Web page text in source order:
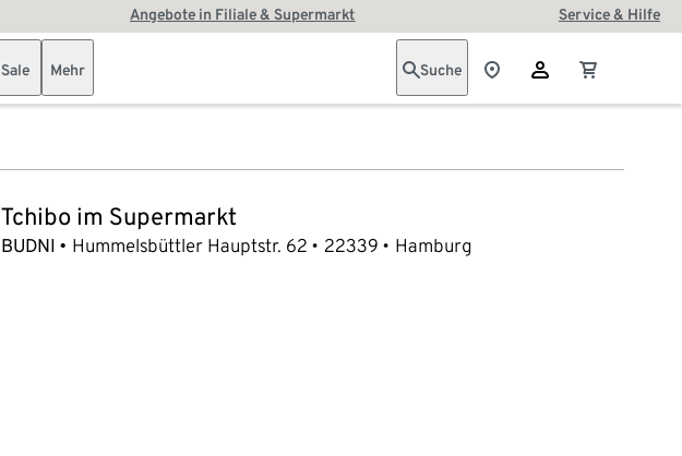
Angebote in Filiale & Supermarkt Service & Hilfe
Sale Mehr Suche
Tchibo im Supermarkt
BUDNI Hummelsbüttler Hauptstr. 62 22339 Hamburg